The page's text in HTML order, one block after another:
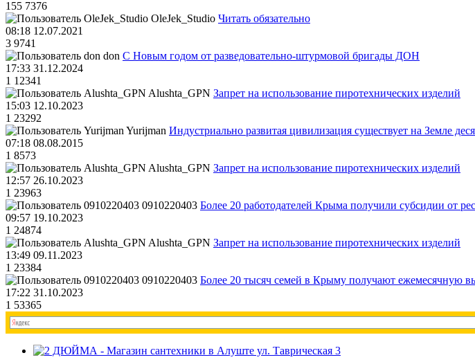
155 7376
OleJek_Studio Читать обязательно
08:18 12.07.2021
3 9741
don С Новым годом от разведовательно-штурмовой бригады ДОН
17:33 31.12.2024
1 12341
Alushta_GPN Запрет на использование пиротехнических изделий
15:03 12.10.2023
1 23292
Yurijman Индустриально развитая цивилизация существует на Земле
07:18 08.08.2015
1 8573
Alushta_GPN Запрет на использование пиротехнических изделий
12:57 26.10.2023
1 23963
0910220403 Более 20 работодателей Крыма получили субсидии от
09:57 19.10.2023
1 24874
Alushta_GPN Запрет на использование пиротехнических изделий
13:49 09.11.2023
1 23384
0910220403 Более 20 тысяч семей в Крыму получают ежемесячную
17:22 31.10.2023
1 53365